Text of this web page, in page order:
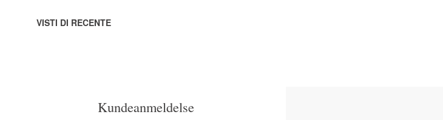
VISTI DI RECENTE
Kundeanmeldelse